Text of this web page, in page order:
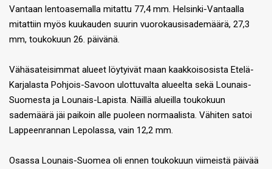
Vantaan lentoasemalla mitattu 77,4 mm. Helsinki-Vantaalla
mitattiin myös kuukauden suurin vuorokausisademäärä, 27,3
mm, toukokuun 26. päivänä.
Vähäsateisimmat alueet löytyivät maan kaakkoisosista Etelä-
Karjalasta Pohjois-Savoon ulottuvalta alueelta sekä Lounais-
Suomesta ja Lounais-Lapista. Näillä alueilla toukokuun
sademäärä jäi paikoin alle puoleen normaalista. Vähiten satoi
Lappeenrannan Lepolassa, vain 12,2 mm.
Osassa Lounais-Suomea oli ennen toukokuun viimeistä päivää